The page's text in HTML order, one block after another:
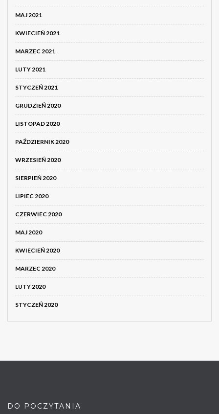
MAJ 2021
KWIECIEŃ 2021
MARZEC 2021
LUTY 2021
STYCZEŃ 2021
GRUDZIEŃ 2020
LISTOPAD 2020
PAŹDZIERNIK 2020
WRZESIEŃ 2020
SIERPIEŃ 2020
LIPIEC 2020
CZERWIEC 2020
MAJ 2020
KWIECIEŃ 2020
MARZEC 2020
LUTY 2020
STYCZEŃ 2020
DO POCZYTANIA